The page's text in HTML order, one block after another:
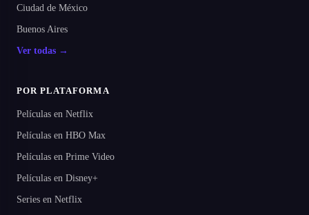
Ciudad de México
Buenos Aires
Ver todas →
POR PLATAFORMA
Películas en Netflix
Películas en HBO Max
Películas en Prime Video
Películas en Disney+
Series en Netflix